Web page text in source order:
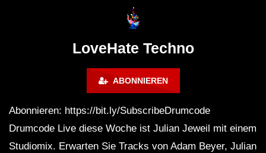
LoveHate Techno
ABONNIEREN
Abonnieren: https://bit.ly/SubscribeDrumcode
Drumcode Live diese Woche ist Julian Jeweil mit einem
Studiomix. Erwarten Sie Tracks von Adam Beyer, Julian